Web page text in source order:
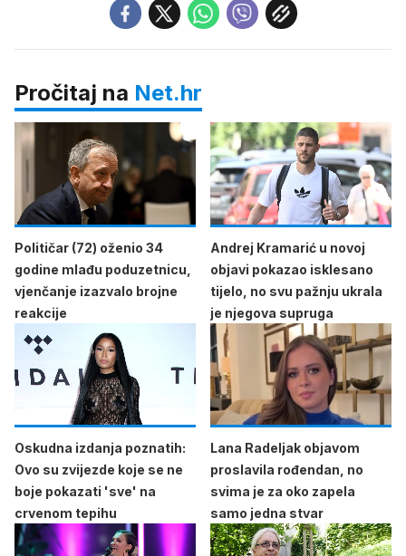
Pročitaj na Net.hr
Političar (72) oženio 34
godine mlađu poduzetnicu,
vjenčanje izazvalo brojne
reakcije
Andrej Kramarić u novoj
objavi pokazao isklesano
tijelo, no svu pažnju ukrala
je njegova supruga
Oskudna izdanja poznatih:
Ovo su zvijezde koje se ne
boje pokazati 'sve' na
crvenom tepihu
Lana Radeljak objavom
proslavila rođendan, no
svima je za oko zapela
samo jedna stvar